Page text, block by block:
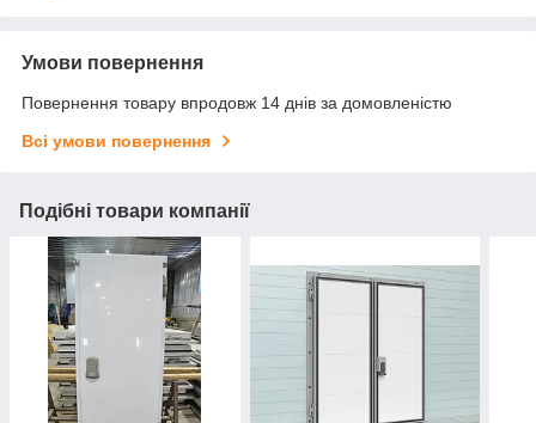
Умови повернення
Повернення товару впродовж 14 днів за домовленістю
Всі умови повернення
Подібні товари компанії